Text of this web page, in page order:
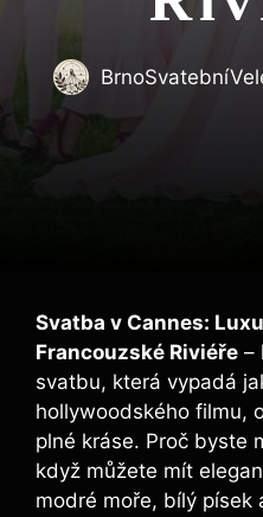
Svatba v Cannes:
Francouzské Riviéře –
svatbu, která vypadá
hollywoodského filmu,
plné kráse. Proč byste
když můžete mít
modré moře, bílý písek